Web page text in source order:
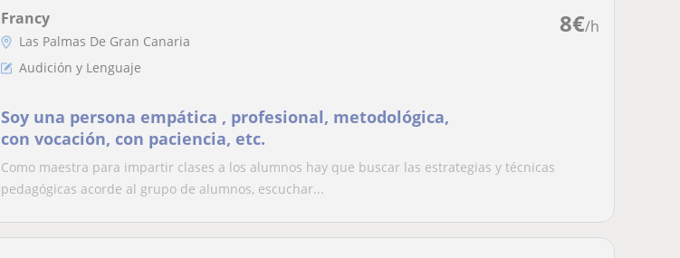
8€/h
Francy
Las Palmas De Gran Canaria
Audición y Lenguaje
Soy una persona empática , profesional, metodológica,
con vocación, con paciencia, etc.
Como maestra para impartir clases a los alumnos hay que buscar las estrategias y técnicas
pedagógicas acorde al grupo de alumnos, escuchar...